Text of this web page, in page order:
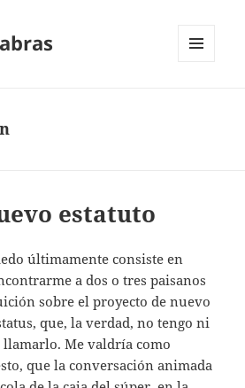
estatuto
últimamente consiste en
a dos o tres paisanos
sobre el proyecto de nuevo
que, la verdad, no tengo ni
llamarlo. Me valdría como
que la conversación animada